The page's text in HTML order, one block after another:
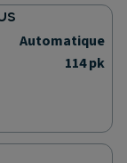
Automatique
114 pk